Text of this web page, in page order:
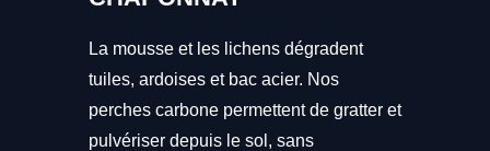
La mousse et les lichens dégradent
tuiles, ardoises et bac acier. Nos
perches carbone permettent de gratter et
pulvériser depuis le sol, sans